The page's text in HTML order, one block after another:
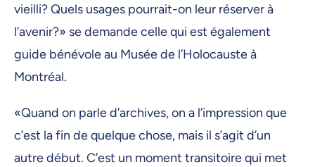
vieilli? Quels usages pourrait-on leur réserver à
l’avenir?» se demande celle qui est également
guide bénévole au Musée de l’Holocauste à
Montréal.
«Quand on parle d’archives, on a l’impression que
c’est la fin de quelque chose, mais il s’agit d’un
autre début. C’est un moment transitoire qui met